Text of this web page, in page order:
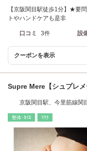
【京阪関目駅徒歩1分】★要
トやハンドケアも是非
口コミ 3件 設
クーポンを表示
Supre Mere【シュプレメ
京阪関目駅、今里筋線関
整体･ｶｲﾛ ﾘﾗｸ